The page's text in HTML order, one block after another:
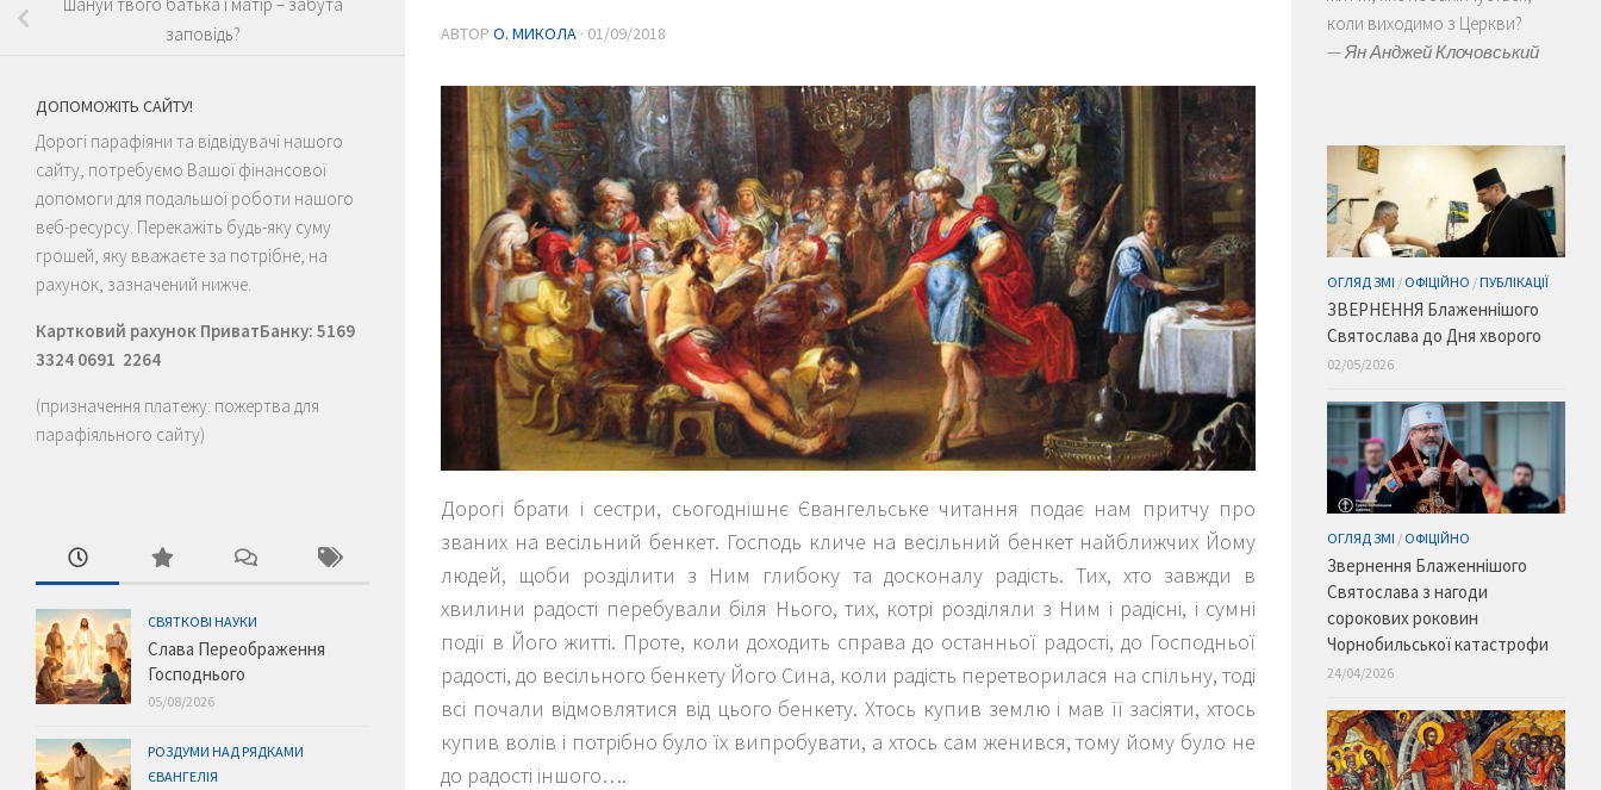
АВТОР О. МИКОЛА · 01/09/2018
Дорогі брати і сестри, сьогоднішнє Євангельське читання подає нам притчу про
званих на весільний бенкет. Господь кличе на весільний бенкет найближчих Йому
людей, щоби розділити з Ним глибоку та досконалу радість. Тих, хто завжди в
хвилини радості перебували біля Нього, тих, котрі розділяли з Ним і радісні, і сумні
події в Його житті. Проте, коли доходить справа до останньої радості, до Господньої
радості, до весільного бенкету Його Сина, коли радість перетворилася на спільну, тоді
всі почали відмовлятися від цього бенкету. Хтось купив землю і мав її засіяти, хтось
купив волів і потрібно було їх випробувати, а хтось сам женився, тому йому було не
до радості іншого….
Шануй твого батька і матір – забута
заповідь?
ДОПОМОЖІТЬ САЙТУ!
Дорогі парафіяни та відвідувачі нашого
сайту, потребуємо Вашої фінансової
допомоги для подальшої роботи нашого
веб-ресурсу. Перекажіть будь-яку суму
грошей, яку вважаєте за потрібне, на
рахунок, зазначений нижче.
Картковий рахунок ПриватБанку: 5169
3324 0691 2264
(призначення платежу: пожертва для
парафіяльного сайту)
СВЯТКОВІ НАУКИ
Слава Переображення
Господнього
05/08/2026
РОЗДУМИ НАД РЯДКАМИ
ЄВАНГЕЛІЯ
коли виходимо з Церкви?
—Ян Анджей Клочовський
ОГЛЯД ЗМІ / ОФІЦІЙНО /ПУБЛІКАЦІЇ
ЗВЕРНЕННЯ Блаженнішого
Святослава до Дня хворого
02/05/2026
ОГЛЯД ЗМІ / ОФІЦІЙНО
Звернення Блаженнішого
Святослава з нагоди
сорокових роковин
Чорнобильської катастрофи
24/04/2026